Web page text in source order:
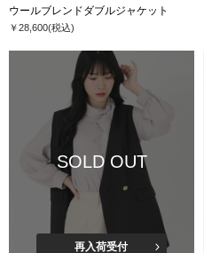
ウールブレンドダブルジャケット
￥28,600(税込)
SOLD OUT
再入荷受付